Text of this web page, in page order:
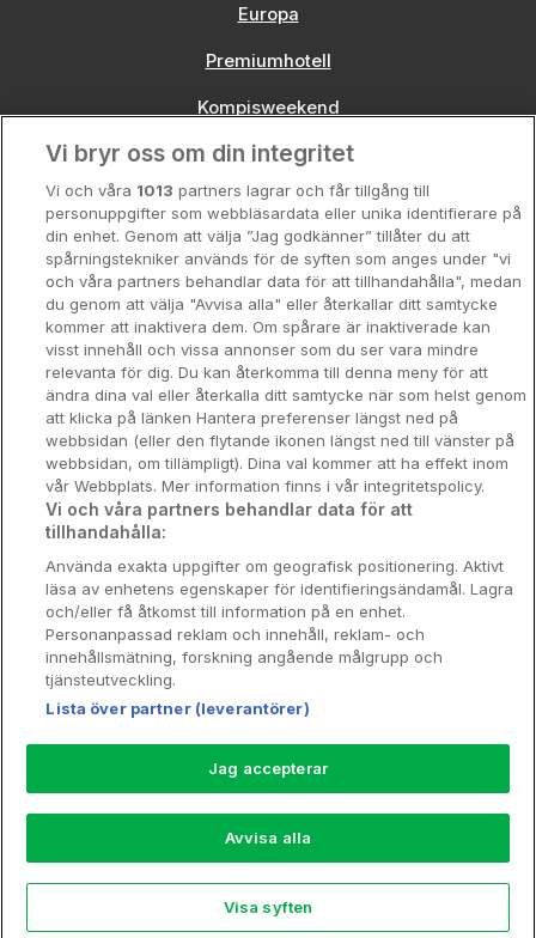
Europa
Premiumhotell
Kompisweekend
Storstadsweekend
Hotellrum under 995 kr
Spahotell
Sydsverige
Om Hotellpremien
Nya hotell
Stadsweekend
Booking Enquiries:
Hotellsupport:scandinavian@digibreaks.com
Hotellpremien.se av en del av Coop
Sverige. Coop Sverige 171 88 Solna,
Telefon: 010-742 00 00, Org.nr: 556710-
Läs mer om Coops Partnererbjudande:
www.coop.se/medlem/partnererbjudande
Explore Rea My Trips Profile
Vi bryr oss om din integritet
Vi och våra 1013 partners lagrar och får tillgång till
personuppgifter som webbläsardata eller unika identifierare på
din enhet. Genom att välja ”Jag godkänner” tillåter du att
spårningstekniker används för de syften som anges under "vi
och våra partners behandlar data för att tillhandahålla", medan
du genom att välja "Avvisa alla" eller återkallar ditt samtycke
kommer att inaktivera dem. Om spårare är inaktiverade kan
visst innehåll och vissa annonser som du ser vara mindre
relevanta för dig. Du kan återkomma till denna meny för att
ändra dina val eller återkalla ditt samtycke när som helst genom
att klicka på länken Hantera preferenser längst ned på
webbsidan (eller den flytande ikonen längst ned till vänster på
webbsidan, om tillämpligt). Dina val kommer att ha effekt inom
vår Webbplats. Mer information finns i vår integritetspolicy.
Vi och våra partners behandlar data för att
tillhandahålla:
Använda exakta uppgifter om geografisk positionering. Aktivt
läsa av enhetens egenskaper för identifieringsändamål. Lagra
och/eller få åtkomst till information på en enhet.
Personanpassad reklam och innehåll, reklam- och
innehållsmätning, forskning angående målgrupp och
tjänsteutveckling.
Lista över partner (leverantörer)
Jag accepterar
Avvisa alla
Visa syften